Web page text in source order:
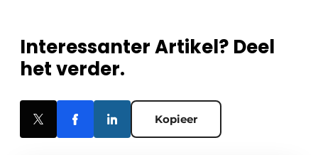
Interessanter Artikel? Deel
het verder.
Kopieer